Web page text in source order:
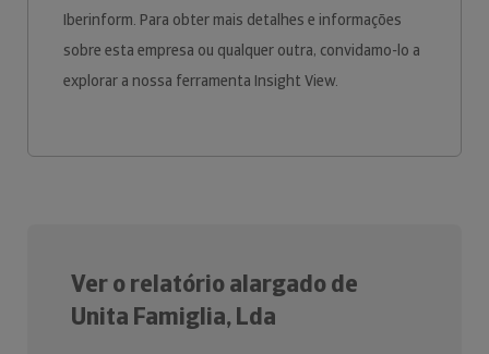
Iberinform. Para obter mais detalhes e informações
sobre esta empresa ou qualquer outra, convidamo-lo a
explorar a nossa ferramenta Insight View.
Ver o relatório alargado de
Unita Famiglia, Lda